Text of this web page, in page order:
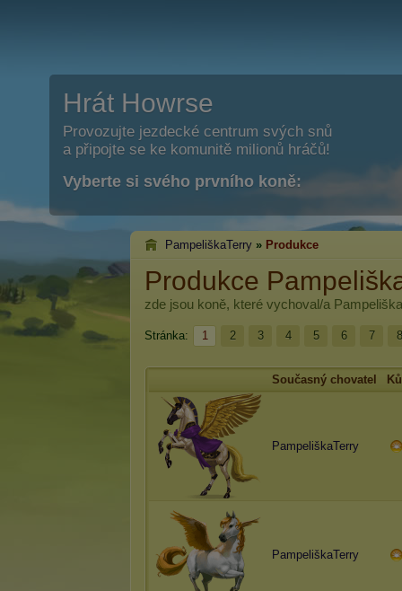
Hrát Howrse
Provozujte jezdecké centrum svých snů
a připojte se ke komunitě milionů hráčů!
Vyberte si svého prvního koně:
PampeliškaTerry » Produkce
Produkce
zde jsou koně, které vychoval/a
Stránka: 1 2 3 4 5 6 7 8
Současný chovatel
PampeliškaTerry
PampeliškaTerry